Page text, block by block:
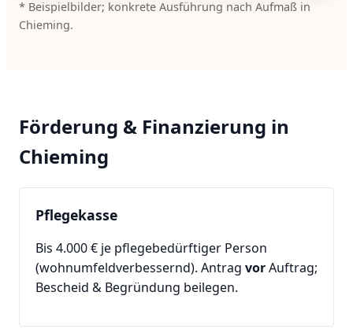
* Beispielbilder; konkrete Ausführung nach Aufmaß in
Chieming.
Förderung & Finanzierung in
Chieming
Pflegekasse
Bis 4.000 € je pflegebedürftiger Person
(wohnumfeldverbessernd). Antrag vorAuftrag;
Bescheid & Begründung beilegen.